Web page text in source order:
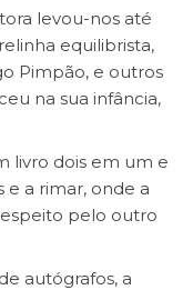
levou-nos até
equilibrista,
Pimpão, e outros
na sua infância,
livro dois em um e
e a rimar, onde a
pelo outro
autógrafos, a